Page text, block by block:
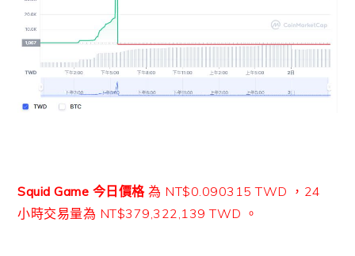
Squid Game 今日價格為 NT$0.090315 TWD ，24
小時交易量為 NT$379,322,139 TWD 。